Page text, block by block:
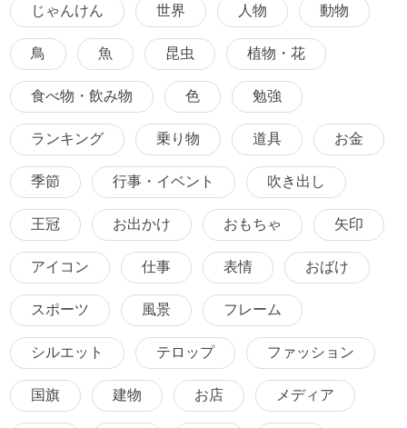
じゃんけん 世界 人物 動物
鳥 魚 昆虫 植物・花
食べ物・飲み物 色 勉強
ランキング 乗り物 道具 お金
季節 行事・イベント 吹き出し
王冠 お出かけ おもちゃ 矢印
アイコン 仕事 表情 おばけ
スポーツ 風景 フレーム
シルエット テロップ ファッション
国旗 建物 お店 メディア